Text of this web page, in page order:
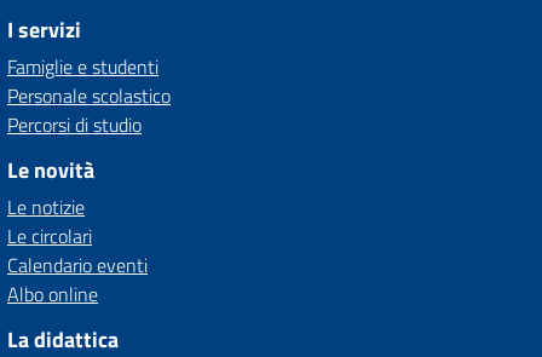
I servizi
Famiglie e studenti
Personale scolastico
Percorsi di studio
Le novità
Le notizie
Le circolari
Calendario eventi
Albo online
La didattica